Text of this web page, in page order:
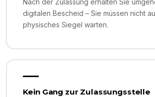
Nach der Zulassung erhalten Sie
digitalen Bescheid – Sie müssen nicht
physisches Siegel warten.
Kein Gang zur Zulassungsstelle